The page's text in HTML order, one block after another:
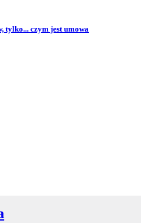
tylko... czym jest umowa